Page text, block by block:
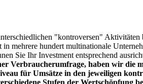
"kontroversen"
mehrere hundert multinationale
Sie Ihr Investment entsprechend
Verbraucherumfrage, haben wir die
für Umsätze in den jeweiligen
Stufen der Wertschöpfung